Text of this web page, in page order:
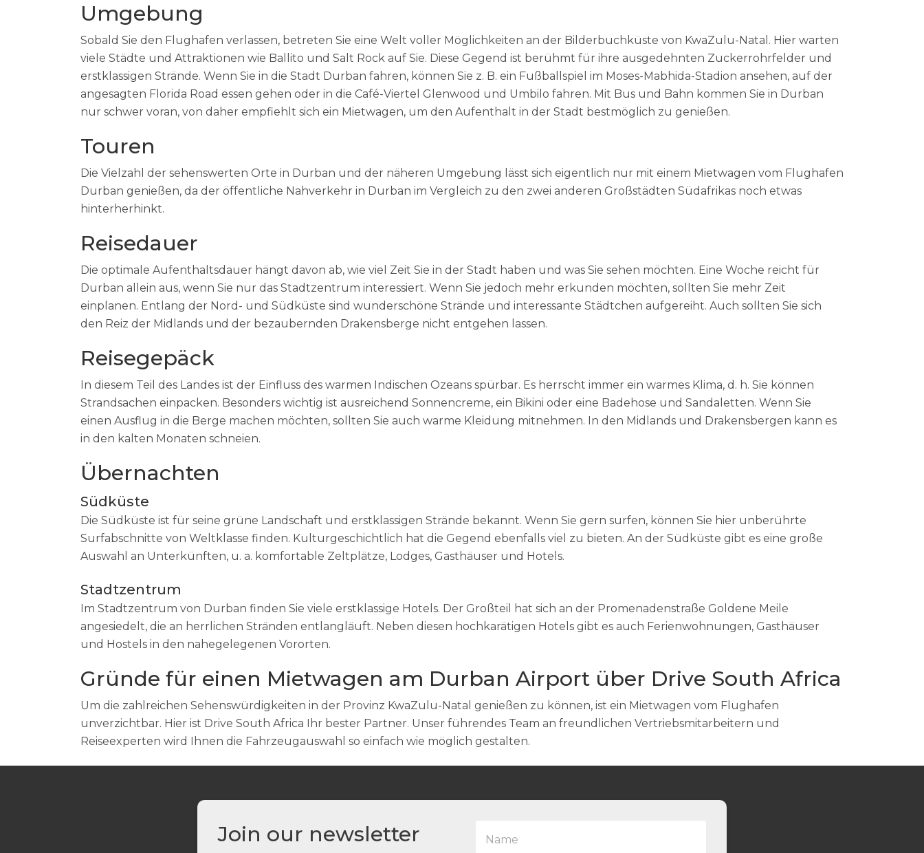
Umgebung
Sobald Sie den Flughafen verlassen, betreten Sie eine Welt voller Möglichkeiten an der Bilderbuchküste von KwaZulu-Natal. Hier warten
viele Städte und Attraktionen wie Ballito und Salt Rock auf Sie. Diese Gegend ist berühmt für ihre ausgedehnten Zuckerrohrfelder und
erstklassigen Strände. Wenn Sie in die Stadt Durban fahren, können Sie z. B. ein Fußballspiel im Moses-Mabhida-Stadion ansehen, auf der
angesagten Florida Road essen gehen oder in die Café-Viertel Glenwood und Umbilo fahren. Mit Bus und Bahn kommen Sie in Durban
nur schwer voran, von daher empfiehlt sich ein Mietwagen, um den Aufenthalt in der Stadt bestmöglich zu genießen.
Touren
Die Vielzahl der sehenswerten Orte in Durban und der näheren Umgebung lässt sich eigentlich nur mit einem Mietwagen vom Flughafen
Durban genießen, da der öffentliche Nahverkehr in Durban im Vergleich zu den zwei anderen Großstädten Südafrikas noch etwas
hinterherhinkt.
Reisedauer
Die optimale Aufenthaltsdauer hängt davon ab, wie viel Zeit Sie in der Stadt haben und was Sie sehen möchten. Eine Woche reicht für
Durban allein aus, wenn Sie nur das Stadtzentrum interessiert. Wenn Sie jedoch mehr erkunden möchten, sollten Sie mehr Zeit
einplanen. Entlang der Nord- und Südküste sind wunderschöne Strände und interessante Städtchen aufgereiht. Auch sollten Sie sich
den Reiz der Midlands und der bezaubernden Drakensberge nicht entgehen lassen.
Reisegepäck
In diesem Teil des Landes ist der Einfluss des warmen Indischen Ozeans spürbar. Es herrscht immer ein warmes Klima, d. h. Sie können
Strandsachen einpacken. Besonders wichtig ist ausreichend Sonnencreme, ein Bikini oder eine Badehose und Sandaletten. Wenn Sie
einen Ausflug in die Berge machen möchten, sollten Sie auch warme Kleidung mitnehmen. In den Midlands und Drakensbergen kann es
in den kalten Monaten schneien.
Übernachten
Südküste
Die Südküste ist für seine grüne Landschaft und erstklassigen Strände bekannt. Wenn Sie gern surfen, können Sie hier unberührte
Surfabschnitte von Weltklasse finden. Kulturgeschichtlich hat die Gegend ebenfalls viel zu bieten. An der Südküste gibt es eine große
Auswahl an Unterkünften, u. a. komfortable Zeltplätze, Lodges, Gasthäuser und Hotels.
Stadtzentrum
Im Stadtzentrum von Durban finden Sie viele erstklassige Hotels. Der Großteil hat sich an der Promenadenstraße Goldene Meile
angesiedelt, die an herrlichen Stränden entlangläuft. Neben diesen hochkarätigen Hotels gibt es auch Ferienwohnungen, Gasthäuser
und Hostels in den nahegelegenen Vororten.
Gründe für einen Mietwagen am Durban Airport über Drive South Africa
Um die zahlreichen Sehenswürdigkeiten in der Provinz KwaZulu-Natal genießen zu können, ist ein Mietwagen vom Flughafen
unverzichtbar. Hier ist Drive South Africa Ihr bester Partner. Unser führendes Team an freundlichen Vertriebsmitarbeitern und
Reiseexperten wird Ihnen die Fahrzeugauswahl so einfach wie möglich gestalten.
Join our newsletter